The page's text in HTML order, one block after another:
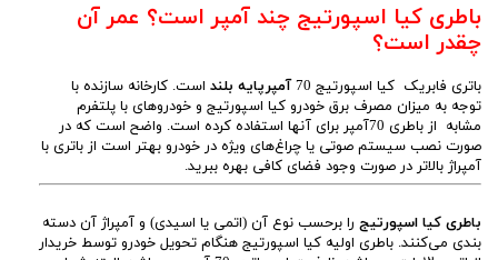
باطری کیا اسپورتیج چند آمپر است؟ عمر آن
چقدر است؟
باتری فابریک کیا اسپورتیج 70 آمپرپایه بلند است. کارخانه سازنده با
توجه به میزان مصرف برق خودرو کیا اسپورتیج و خودروهای با پلتفرم
مشابه از باطری 70آمپر برای آنها استفاده کرده است. واضح است که در
صورت نصب سیستم صوتی یا چراغ‌های ویژه در خودرو بهتر است از باتری با
آمپراژ بالاتر در صورت وجود فضای کافی بهره ببرید.
باطری کیا اسپورتیج را برحسب نوع آن (اتمی یا اسیدی) و آمپراژ آن دسته
بندی می‌کنند. باطری اولیه کیا اسپورتیج هنگام تحویل خودرو توسط خریدار